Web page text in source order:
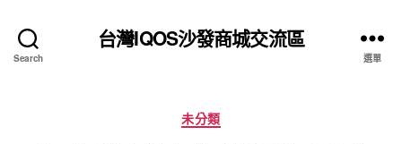
Search
台灣IQOS沙發商城交流區
選單
分
類
未分類